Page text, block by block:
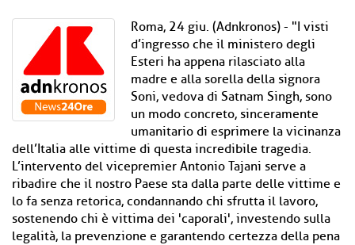
Roma, 24 giu. (Adnkronos) - "I visti
d’ingresso che il ministero degli
Esteri ha appena rilasciato alla
madre e alla sorella della signora
Soni, vedova di Satnam Singh, sono
un modo concreto, sinceramente
umanitario di esprimere la vicinanza
dell’Italia alle vittime di questa incredibile tragedia.
L’intervento del vicepremier Antonio Tajani serve a
ribadire che il nostro Paese sta dalla parte delle vittime e
lo fa senza retorica, condannando chi sfrutta il lavoro,
sostenendo chi è vittima dei 'caporali', investendo sulla
legalità, la prevenzione e garantendo certezza della pena